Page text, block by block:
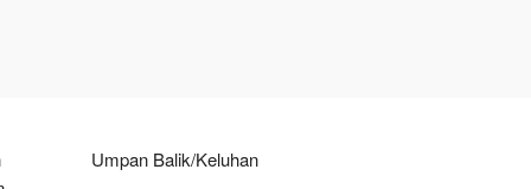
Umpan Balik/Keluhan